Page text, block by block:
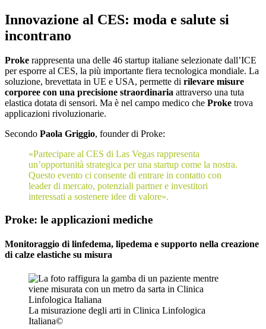
Innovazione al CES: moda e salute si
incontrano
Proke rappresenta una delle 46 startup italiane selezionate dall’ICE
per esporre al CES, la più importante fiera tecnologica mondiale. La
soluzione, brevettata in UE e USA, permette di rilevare misure
corporee con una precisione straordinaria attraverso una tuta
elastica dotata di sensori. Ma è nel campo medico che Proke trova
applicazioni rivoluzionarie.
Secondo Paola Griggio, founder di Proke:
«Partecipare al CES di Las Vegas rappresenta
un’opportunità strategica per una startup come la nostra.
Questo evento ci consente di entrare in contatto con
leader di mercato, potenziali partner e investitori
interessati a sostenere idee di valore».
Proke: le applicazioni mediche
Monitoraggio di linfedema, lipedema e supporto nella creazione
di calze elastiche su misura
La misurazione degli arti in Clinica Linfologica
Italiana©